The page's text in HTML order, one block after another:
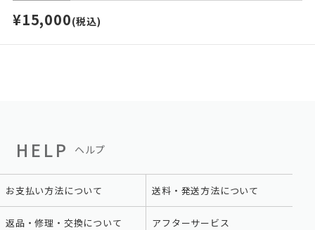
¥15,000(税込)
HELP ヘルプ
お支払い方法について 送料・発送方法について
返品・修理・交換について アフターサービス